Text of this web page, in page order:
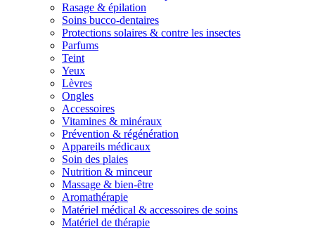
Rasage & épilation
Soins bucco-dentaires
Protections solaires & contre les insectes
Parfums
Teint
Yeux
Lèvres
Ongles
Accessoires
Vitamines & minéraux
Prévention & régénération
Appareils médicaux
Soin des plaies
Nutrition & minceur
Massage & bien-être
Aromathérapie
Matériel médical & accessoires de soins
Matériel de thérapie